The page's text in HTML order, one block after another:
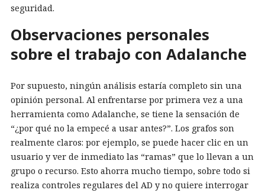
seguridad.
Observaciones personales
sobre el trabajo con Adalanche
Por supuesto, ningún análisis estaría completo sin una
opinión personal. Al enfrentarse por primera vez a una
herramienta como Adalanche, se tiene la sensación de
“¿por qué no la empecé a usar antes?”. Los grafos son
realmente claros: por ejemplo, se puede hacer clic en un
usuario y ver de inmediato las “ramas” que lo llevan a un
grupo o recurso. Esto ahorra mucho tiempo, sobre todo si
realiza controles regulares del AD y no quiere interrogar